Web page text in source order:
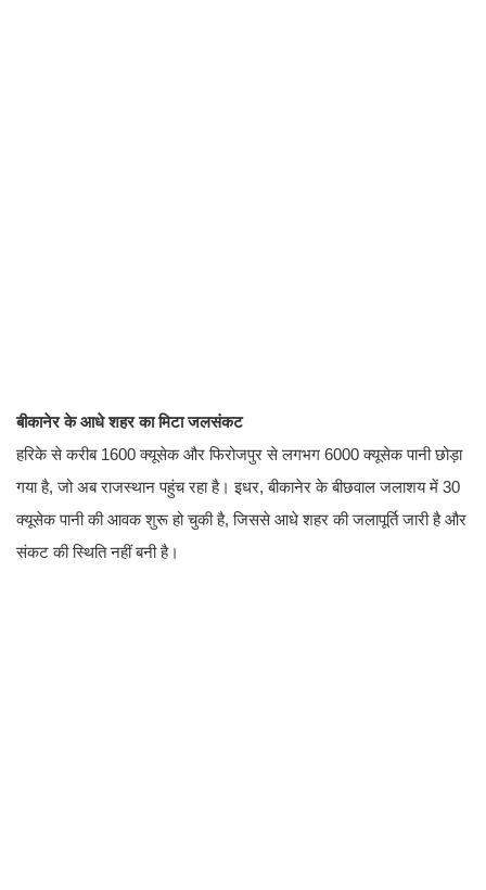
बीकानेर के आधे शहर का मिटा जलसंकट
हरिके से करीब 1600 क्यूसेक और फिरोजपुर से लगभग 6000 क्यूसेक पानी छोड़ा
गया है, जो अब राजस्थान पहुंच रहा है। इधर, बीकानेर के बीछवाल जलाशय में 30
क्यूसेक पानी की आवक शुरू हो चुकी है, जिससे आधे शहर की जलापूर्ति जारी है और
संकट की स्थिति नहीं बनी है।